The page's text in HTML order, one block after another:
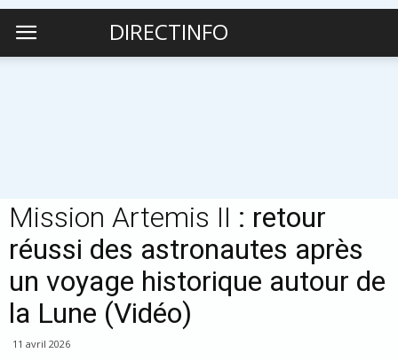
DIRECTINFO
Mission Artemis II : retour
réussi des astronautes après
un voyage historique autour de
la Lune (Vidéo)
11 avril 2026